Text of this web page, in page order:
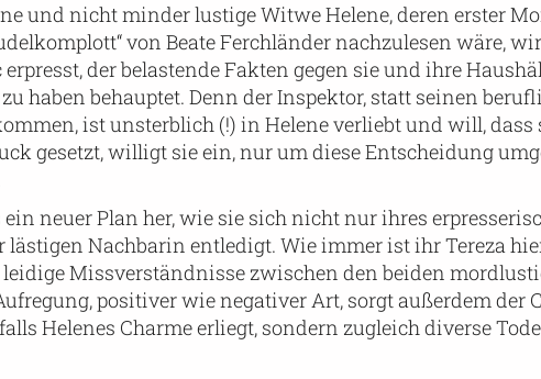
und nicht minder lustige Witwe Helene, deren erster
von Beate Ferchländer nachzulesen wäre,
erpresst, der belastende Fakten gegen sie und ihre
haben behauptet. Denn der Inspektor, statt seinen
ist unsterblich (!) in Helene verliebt und will, dass
gesetzt, willigt sie ein, nur um diese Entscheidung
ein neuer Plan her, wie sie sich nicht nur ihres
lästigen Nachbarin entledigt. Wie immer ist ihr Tereza
Missverständnisse zwischen den beiden
positiver wie negativer Art, sorgt außerdem der
Helenes Charme erliegt, sondern zugleich diverse